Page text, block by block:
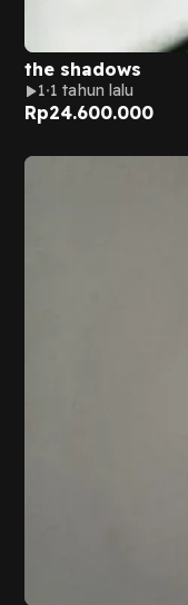
the shadows
1 1 tahun lalu
Rp24.600.000